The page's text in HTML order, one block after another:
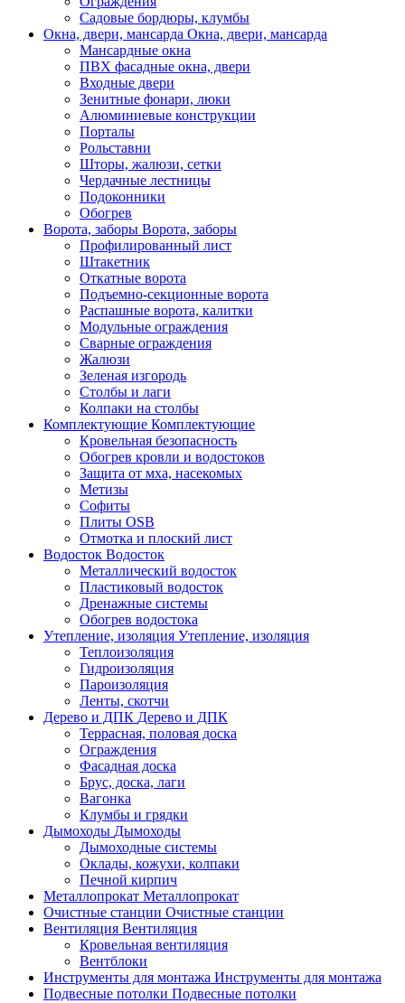
Садовые бордюры, клумбы
Окна, двери, мансарда Окна, двери, мансарда
Мансардные окна
ПВХ фасадные окна, двери
Входные двери
Зенитные фонари, люки
Алюминиевые конструкции
Порталы
Рольставни
Шторы, жалюзи, сетки
Чердачные лестницы
Подоконники
Обогрев
Ворота, заборы Ворота, заборы
Профилированный лист
Штакетник
Откатные ворота
Подъемно-секционные ворота
Распашные ворота, калитки
Модульные ограждения
Сварные ограждения
Жалюзи
Зеленая изгородь
Столбы и лаги
Колпаки на столбы
Комплектующие Комплектующие
Кровельная безопасность
Обогрев кровли и водостоков
Защита от мха, насекомых
Метизы
Софиты
Плиты OSB
Отмотка и плоский лист
Водосток Водосток
Металлический водосток
Пластиковый водосток
Дренажные системы
Обогрев водостока
Утепление, изоляция Утепление, изоляция
Теплоизоляция
Гидроизоляция
Пароизоляция
Ленты, скотчи
Дерево и ДПК Дерево и ДПК
Террасная, половая доска
Ограждения
Фасадная доска
Брус, доска, лаги
Вагонка
Клумбы и грядки
Дымоходы Дымоходы
Дымоходные системы
Оклады, кожухи, колпаки
Печной кирпич
Металлопрокат Металлопрокат
Очистные станции Очистные станции
Вентиляция Вентиляция
Кровельная вентиляция
Вентблоки
Инструменты для монтажа Инструменты для монтажа
Подвесные потолки Подвесные потолки